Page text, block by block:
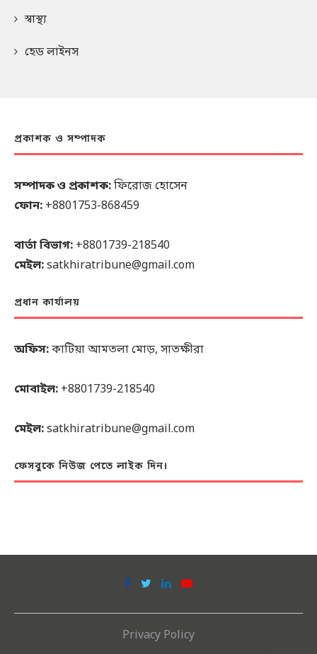
স্বাস্থ্য
হেড লাইনস
প্রকাশক ও সম্পাদক
সম্পাদক ও প্রকাশক:ফিরোজ হোসেন
ফোন: +8801753-868459
বার্তা বিভাগ: +8801739-218540
মেইল:satkhiratribune@gmail.com
প্রধান কার্যালয়
অফিস:কাটিয়া আমতলা মোড়, সাতক্ষীরা
মোবাইল: +8801739-218540
মেইল:satkhiratribune@gmail.com
ফেসবুকে নিউজ পেতে লাইক দিন।
Privacy Policy